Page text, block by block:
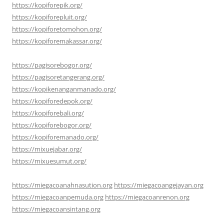
https://kopiforepik.org/
https://kopiforepluit.org/
https://kopiforetomohon.org/
https://kopiforemakassar.org/
https://pagisorebogor.org/
https://pagisoretangerang.org/
https://kopikenanganmanado.org/
https://kopiforedepok.org/
https://kopiforebali.org/
https://kopiforebogor.org/
https://kopiforemanado.org/
https://mixuejabar.org/
https://mixuesumut.org/
https://miegacoanahnasution.org https://miegacoangejayan.org
https://miegacoanpemuda.org https://miegacoanrenon.org
https://miegacoansintang.org